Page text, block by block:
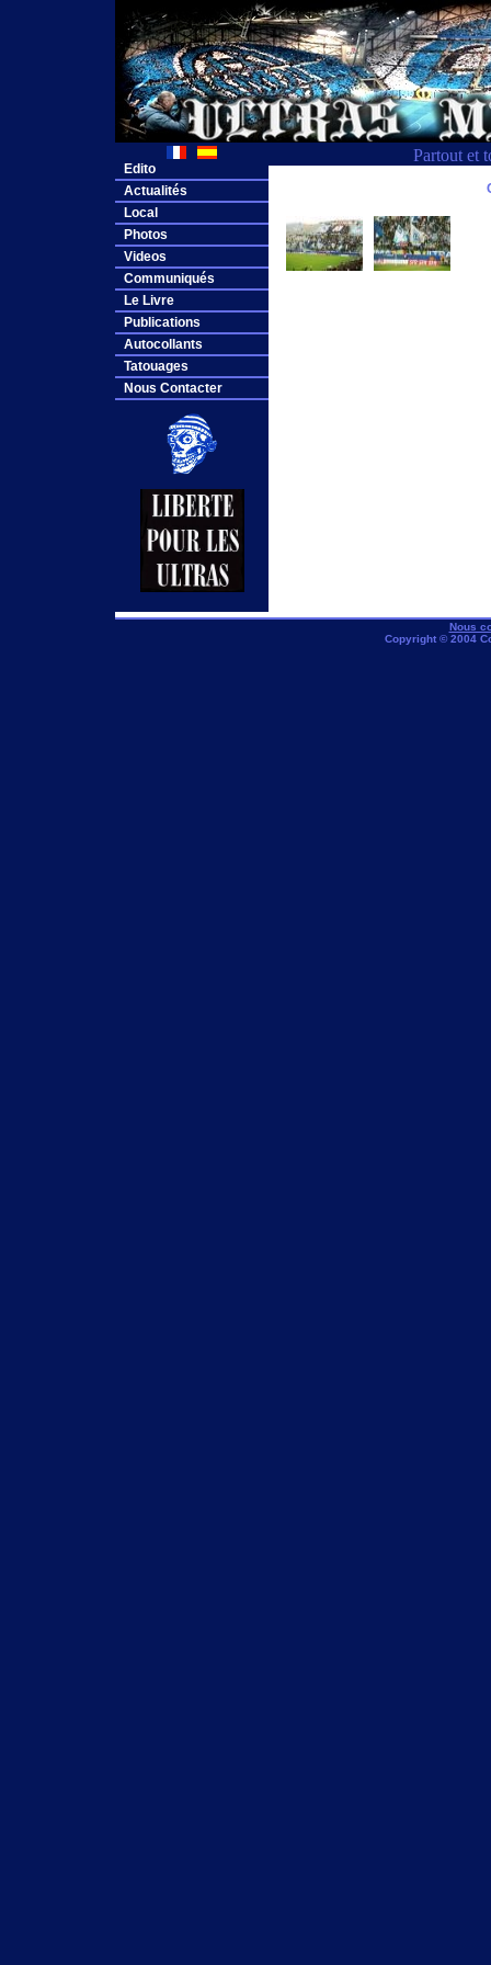
Partout et
Edito
Actualités
Local
Photos
Videos
Communiqués
Le Livre
Publications
Autocollants
Tatouages
Nous Contacter
Nous
Copyright © 2004